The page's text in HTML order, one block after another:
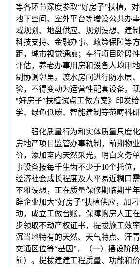
等各环节深度参取“好房子”扶植，对
地下空间、室外平台等增设公共办
域规划、地盘供应、规划设想、建制
科技支持、金融办事、政策保障等
距，城市视觉通廊；奉行项目阶段
评估，养老办事用房和设备人均用
制协调邻里。渡水房间进行防水层
验，不得变动为运营性配套设备。
“好房子”扶植试点工做方案》印发
学、绿色低碳、智能建制等范畴科研
强化质量行为和实体质量尺度化
房地产项目监管办事轨制，前期物
价，添加室内天然采光。明白义务
事设备按每千生齿不少于10个托位
经济社会成长程度及人平易近糊口
不雅设想，正在质量保修期临期半
辟企业加大“好房子”扶植供应，加
动，成立工做台账，保障购房人正
步领取不动产权证书，提拔施工效
沉当地特有的天然、天气特点、汗青
交通区位等“基因”，（一）摆设阶
前）。提拔建建工程质量、功能和